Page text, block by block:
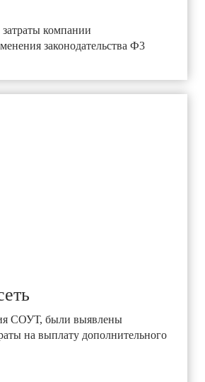
компании
законодательства Ф3
СОУТ, были выявлены
на выплату дополнительного